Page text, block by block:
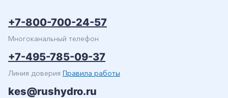
+7-800-700-24-57
Многоканальный телефон
+7-495-785-09-37
Линия доверия Правила работы
kes@rushydro.ru